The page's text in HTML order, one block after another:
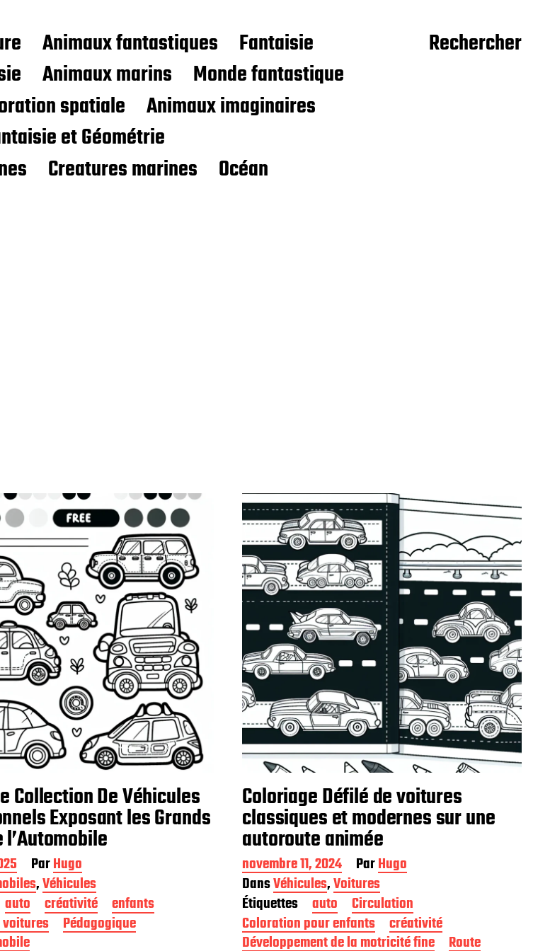
Animaux fantastiques
Fantaisie
Animaux marins
Monde fantastique
spatiale
Animaux imaginaires
et Géométrie
Creatures marines
Océan
Rechercher
Collection De Véhicules
Exposant les Grands
l’Automobile
ParHugo
,Véhicules
auto créativité
enfants
voitures
Pédagogique
Coloriage Défilé de voitures
classiques et modernes sur une
autoroute animée
D
a
t
e
d
e
novembre 11, 2024 ParHugo
DansVéhicules,Voitures
Étiquettes
auto
Circulation
Coloration pour enfants
créativité
Développement de la motricité fine
Route